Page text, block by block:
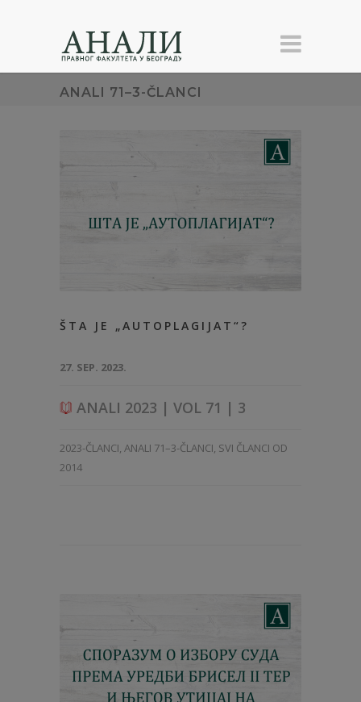
ANALI 71–3-ČLANCI
ŠTA JE „AUTOPLAGIJAT“?
27. SEP. 2023.
ANALI 2023 | VOL 71 | 3
2023-ČLANCI, ANALI 71–3-ČLANCI, SVI ČLANCI OD
2014